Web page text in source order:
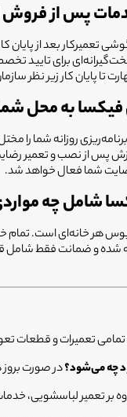
پس از
تا پایان کار زیر نظر
به محل
برنامه‌ریزی روزانه شما
پس از نصب و تعمیر
شما فعال خواهد شد.
و ضمانت فقط شامل
تمامی تعمیرات و قطعات تعویض شده توسط
در صورت
بر تعمیر لباسشویی،